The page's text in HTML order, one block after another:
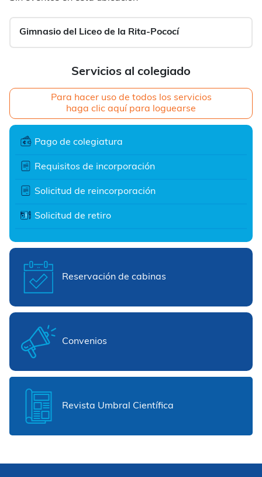
Servicios al colegiado
Para hacer uso de todos los servicios
haga clic aquí para loguearse
Pago de colegiatura
Requisitos de incorporación
Solicitud de reincorporación
Solicitud de retiro
Reservación de cabinas
Convenios
Revista Umbral Científica
Gimnasio del Liceo de la Rita-Pococí